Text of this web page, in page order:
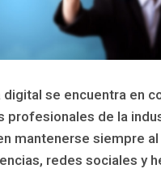
digital se encuentra en
profesionales de la
mantenerse siempre
redes sociales y